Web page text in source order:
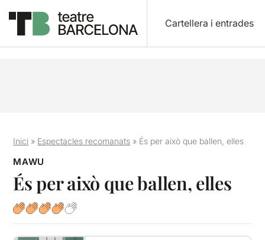
Cartellera i entrades
Inici » Espectacles recomanats » És per això que ballen, elles
MAWU
És per això que ballen, elles